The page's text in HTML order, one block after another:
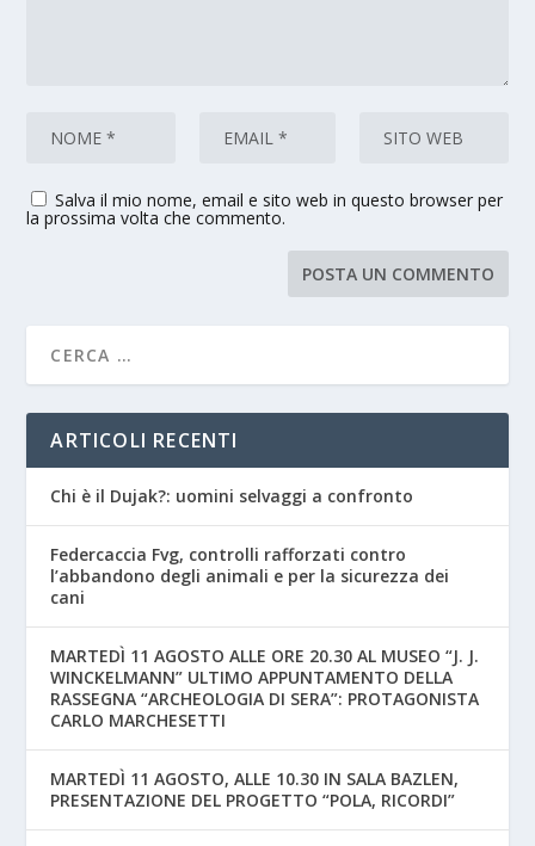
Salva il mio nome, email e sito web in questo browser per
la prossima volta che commento.
ARTICOLI RECENTI
Chi è il Dujak?: uomini selvaggi a confronto
Federcaccia Fvg, controlli rafforzati contro
l’abbandono degli animali e per la sicurezza dei
cani
MARTEDÌ 11 AGOSTO ALLE ORE 20.30 AL MUSEO “J. J.
WINCKELMANN” ULTIMO APPUNTAMENTO DELLA
RASSEGNA “ARCHEOLOGIA DI SERA”: PROTAGONISTA
CARLO MARCHESETTI
MARTEDÌ 11 AGOSTO, ALLE 10.30 IN SALA BAZLEN,
PRESENTAZIONE DEL PROGETTO “POLA, RICORDI”